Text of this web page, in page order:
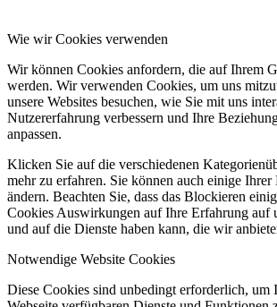
Wie wir Cookies verwenden
Wir können Cookies anfordern, die auf Ihrem
werden. Wir verwenden Cookies, um uns
unsere Websites besuchen, wie Sie mit uns
Nutzererfahrung verbessern und Ihre
anpassen.
Klicken Sie auf die verschiedenen
mehr zu erfahren. Sie können auch einige Ihrer
ändern. Beachten Sie, dass das Blockieren
Cookies Auswirkungen auf Ihre Erfahrung auf
und auf die Dienste haben kann, die wir
Notwendige Website Cookies
Diese Cookies sind unbedingt erforderlich, um